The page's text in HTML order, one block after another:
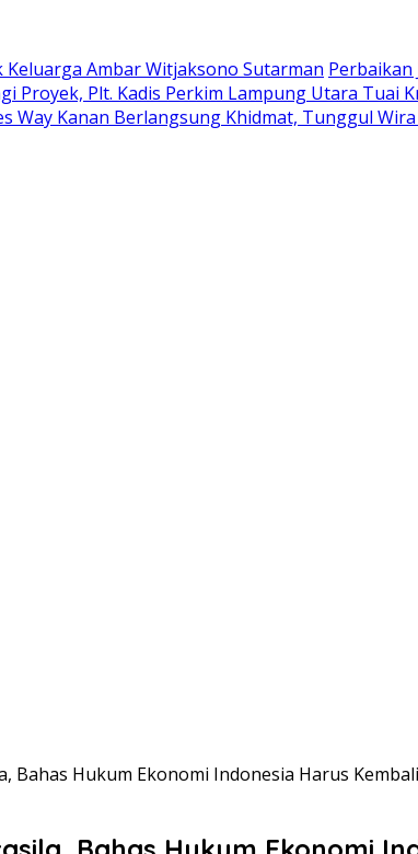
Keluarga Ambar Witjaksono Sutarman Perbaikan
Proyek, Plt. Kadis Perkim Lampung Utara Tuai
Way Kanan Berlangsung Khidmat, Tunggul
Bahas Hukum Ekonomi Indonesia Harus